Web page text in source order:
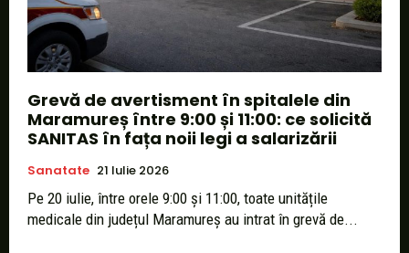
Grevă de avertisment în spitalele din
Maramureș între 9:00 și 11:00: ce solicită
SANITAS în fața noii legi a salarizării
Sanatate 21 Iulie 2026
Pe 20 iulie, între orele 9:00 și 11:00, toate unitățile
medicale din județul Maramureș au intrat în grevă de...